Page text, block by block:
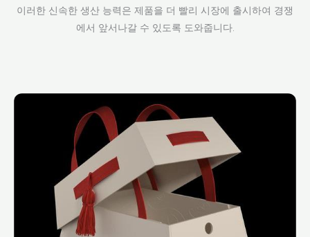
이러한 신속한 생산 능력은 제품을 더 빨리 시장에 출시하여 경쟁
에서 앞서나갈 수 있도록 도와줍니다.